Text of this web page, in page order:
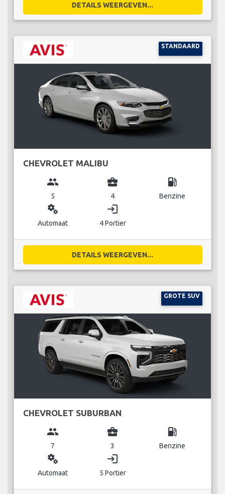
DETAILS WEERGEVEN...
STANDAARD
CHEVROLET MALIBU
group
5
business_center
4
local_gas_station
Benzine
miscellaneous_services
Automaat
login
4 Portier
DETAILS WEERGEVEN...
GROTE SUV
CHEVROLET SUBURBAN
group
7
business_center
3
local_gas_station
Benzine
miscellaneous_services
Automaat
login
5 Portier